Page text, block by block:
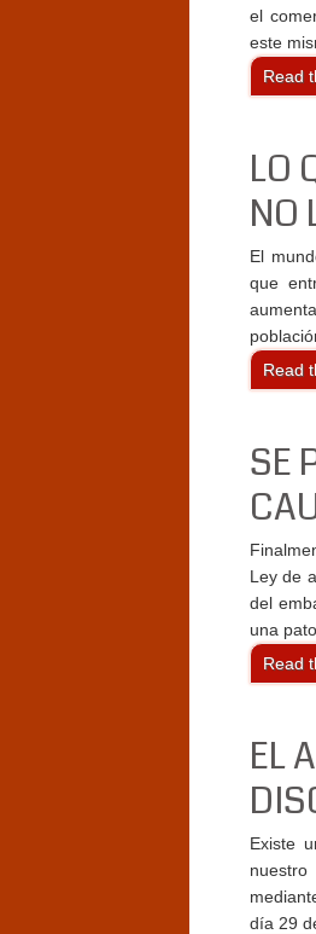
el
este
Read
LO
NO
El
que
Read
SE
Ley de
del
una
Read
EL
Existe
día 29